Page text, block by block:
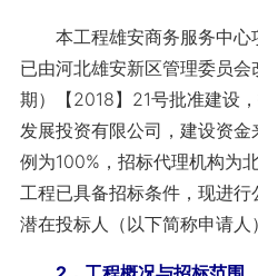
本工程雄安商务服务中心
已由河北雄安新区管理委员
期）【2018】21号批准建设
发展投资有限公司，建设资
例为100%，招标代理机构为
工程已具备招标条件，现进
潜在投标人（以下简称申请人